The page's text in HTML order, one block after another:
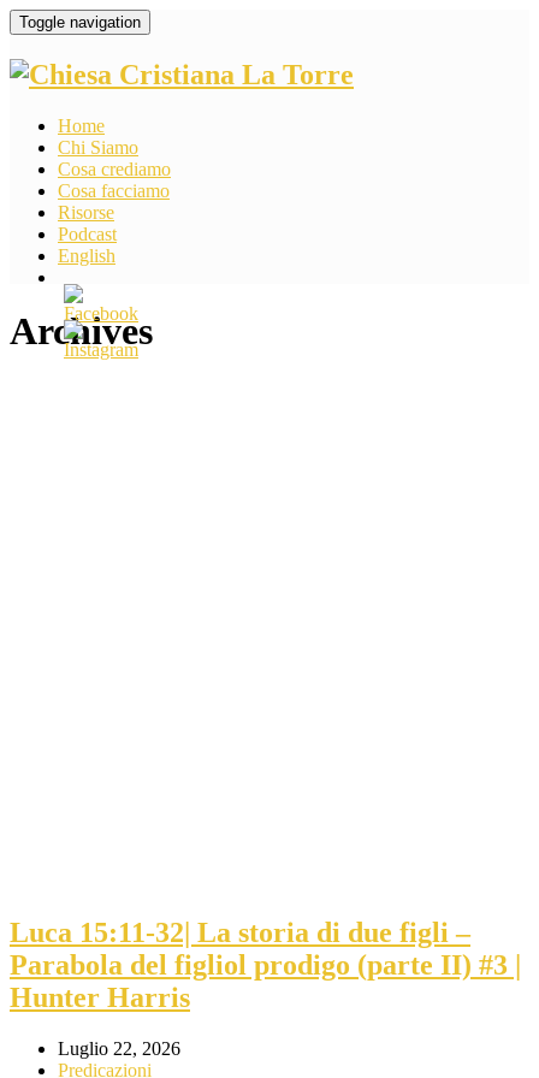
Toggle navigation
Home
Chi Siamo
Cosa crediamo
Cosa facciamo
Risorse
Podcast
English
Archives
Luca 15:11-32| La storia di due figli –
Parabola del figliol prodigo (parte II) #3 |
Hunter Harris
Luglio 22, 2026
Predicazioni